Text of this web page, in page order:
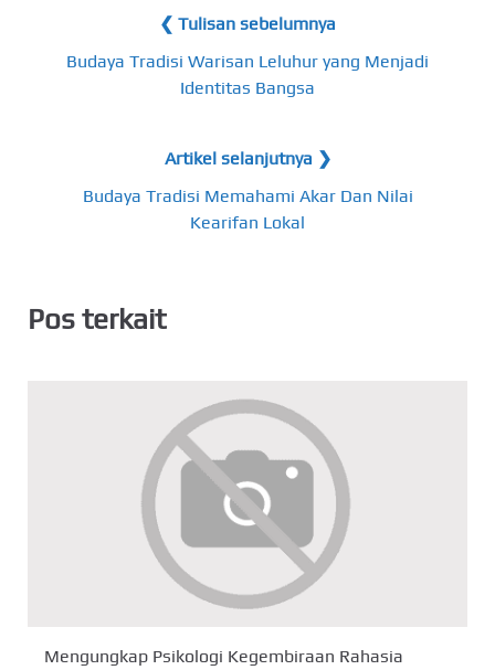
❮ Tulisan sebelumnya
Budaya Tradisi Warisan Leluhur yang Menjadi
Identitas Bangsa
Artikel selanjutnya ❯
Budaya Tradisi Memahami Akar Dan Nilai
Kearifan Lokal
Pos terkait
Mengungkap Psikologi Kegembiraan Rahasia